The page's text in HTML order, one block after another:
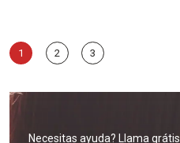
1 2 3
Necesitas ayuda? Llama grátis